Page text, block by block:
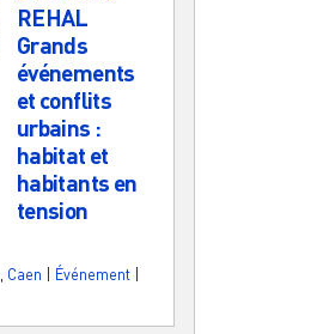
REHAL
Grands
événements
et conflits
urbains :
habitat et
habitants en
tension
, Caen Événement